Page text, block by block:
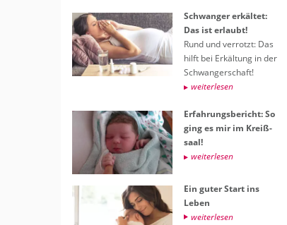
Schwan­ger er­käl­tet:
Das ist er­laubt!
Rund und ver­rotzt: Das
hilft bei Er­käl­tung in der
Schwan­ger­schaft!
wei­ter­le­sen
Er­fah­rungs­be­richt: So
ging es mir im Kreiß­
saal!
wei­ter­le­sen
Ein guter Start ins
Leben
wei­ter­le­sen